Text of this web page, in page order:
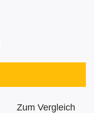
Zum Vergleich